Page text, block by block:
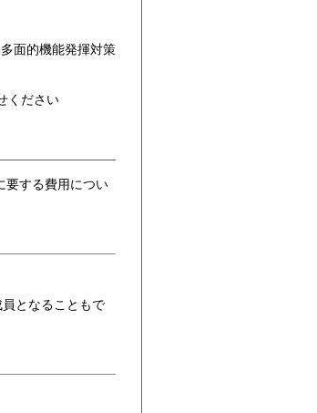
面的機能発揮対策
ください
要する費用につい
となることもで